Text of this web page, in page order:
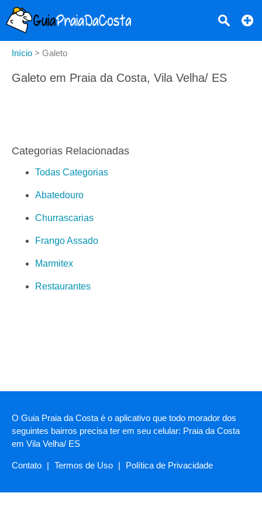
Início > Galeto
Galeto em Praia da Costa, Vila Velha/ ES
Categorias Relacionadas
Todas Categorias
Abatedouro
Churrascarias
Frango Assado
Marmitex
Restaurantes
O Guia Praia da Costa é o aplicativo que todo morador dos
seguintes bairros precisa ter em seu celular: Praia da Costa
em Vila Velha/ ES
Contato | Termos de Uso | Política de Privacidade